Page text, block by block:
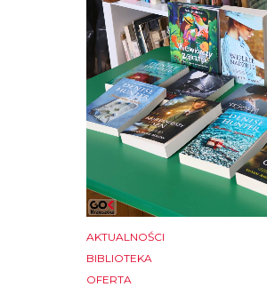
AKTUALNOŚCI
BIBLIOTEKA
OFERTA